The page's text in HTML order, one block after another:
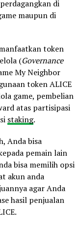
di
maupun di
token
(Governance
My Neighbor
token ALICE
game, pembelian
atas partisipasi
staking.
Anda bisa
pemain lain
bisa memilih opsi
akun anda
agar Anda
hasil penjualan